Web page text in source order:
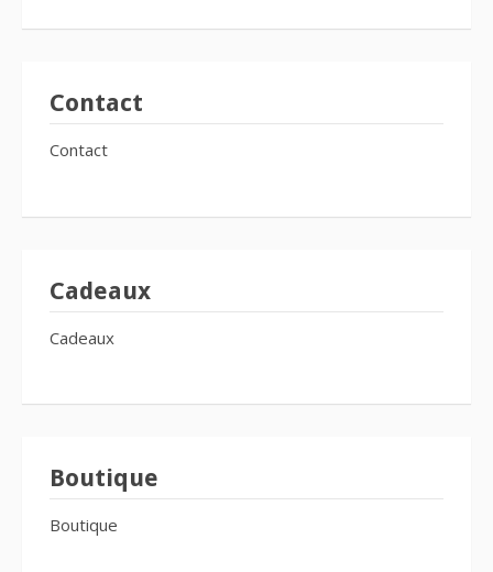
Contact
Contact
Cadeaux
Cadeaux
Boutique
Boutique